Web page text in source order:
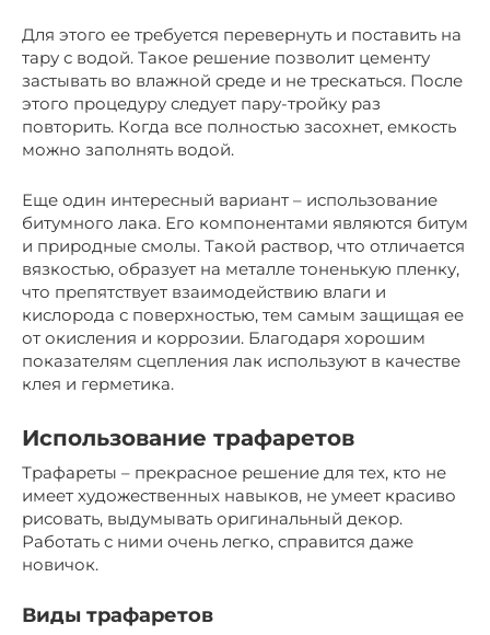
Для этого ее требуется перевернуть и поставить на
тару с водой. Такое решение позволит цементу
застывать во влажной среде и не трескаться. После
этого процедуру следует пару-тройку раз
повторить. Когда все полностью засохнет, емкость
можно заполнять водой.
Еще один интересный вариант – использование
битумного лака. Его компонентами являются битум
и природные смолы. Такой раствор, что отличается
вязкостью, образует на металле тоненькую пленку,
что препятствует взаимодействию влаги и
кислорода с поверхностью, тем самым защищая ее
от окисления и коррозии. Благодаря хорошим
показателям сцепления лак используют в качестве
клея и герметика.
Использование трафаретов
Трафареты – прекрасное решение для тех, кто не
имеет художественных навыков, не умеет красиво
рисовать, выдумывать оригинальный декор.
Работать с ними очень легко, справится даже
новичок.
Виды трафаретов